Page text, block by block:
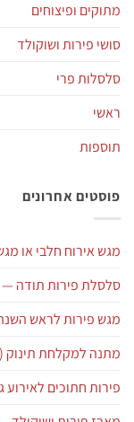
מתוקים ופיצוחים
סושי פירות ושוקולד
סלסלות פרי
ראשי
תוספות
פוסטים אחרונים
מגש אירוח חלבי או
סלסלת פירות תודה —
מגש פירות לראש
מתנה למקלחת תינוק (Baby Shower) — מה מביאים
פירות חתוכים